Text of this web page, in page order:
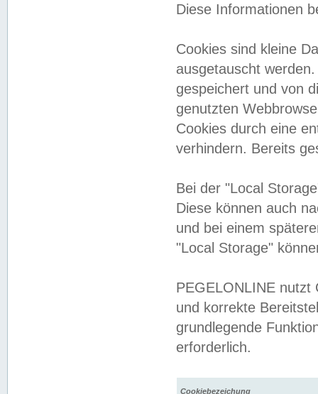
Diese Informationen
Cookies sind kleine
ausgetauscht
gespeichert und von
genutzten
Cookies durch eine
verhindern. Bereits
Bei der "Local
Diese können auch
und bei einem
"Local Storage"
PEGELONLINE nutzt
und korrekte
grundlegende
erforderlich.
Cookiebezeichung